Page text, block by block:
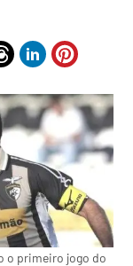
o primeiro jogo do